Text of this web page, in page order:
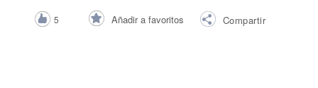
5 Añadir a favoritos Compartir